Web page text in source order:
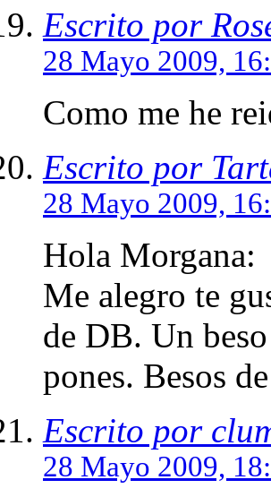
Escrito por
28 Mayo 2009,
Como me he
Escrito por
28 Mayo 2009,
Hola Morgana:
Me alegro te
de DB. Un
pones. Besos
Escrito por
28 Mayo 2009,